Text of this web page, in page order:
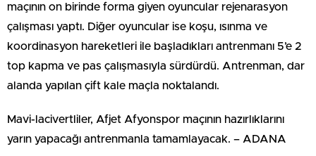
maçının on birinde forma giyen oyuncular rejenarasyon
çalışması yaptı. Diğer oyuncular ise koşu, ısınma ve
koordinasyon hareketleri ile başladıkları antrenmanı 5’e 2
top kapma ve pas çalışmasıyla sürdürdü. Antrenman, dar
alanda yapılan çift kale maçla noktalandı.
Mavi-lacivertliler, Afjet Afyonspor maçının hazırlıklarını
yarın yapacağı antrenmanla tamamlayacak. – ADANA